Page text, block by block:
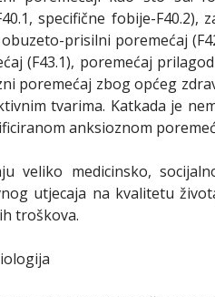
specifične fobije-F40.2),
obuzeto-prisilni poremećaj
(F43.1), poremećaj
poremećaj zbog općeg
tvarima. Katkada je
anksioznom
veliko medicinsko,
utjecaja na kvalitetu
troškova.